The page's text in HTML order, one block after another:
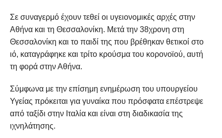
Σε συναγερμό έχουν τεθεί οι υγειονομικές αρχές στην
Αθήνα και τη Θεσσαλονίκη. Μετά την 38χρονη στη
Θεσσαλονίκη και το παιδί της που βρέθηκαν θετικοί στο
ιό, καταγράφηκε και τρίτο κρούσμα του κορονοϊού, αυτή
τη φορά στην Αθήνα.
Σύμφωνα με την επίσημη ενημέρωση του υπουργείου
Υγείας πρόκειται για γυναίκα που πρόσφατα επέστρεψε
από ταξίδι στην Ιταλία και είναι στη διαδικασία της
ιχνηλάτησης.